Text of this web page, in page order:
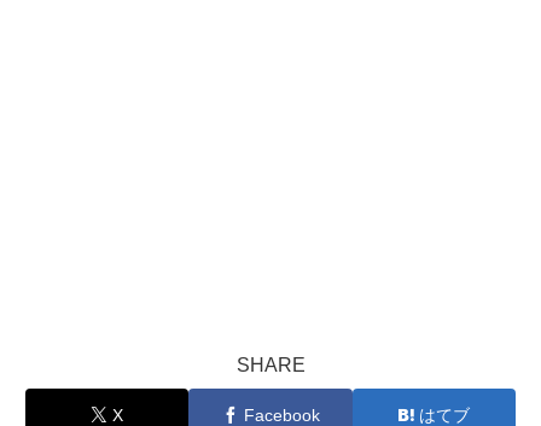
SHARE
X Facebook はてブ